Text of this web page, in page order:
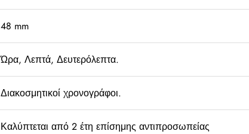
48 mm
Ώρα, Λεπτά, Δευτερόλεπτα.
Διακοσμητικοί χρονογράφοι.
Καλύπτεται από 2 έτη επίσημης αντιπροσωπείας